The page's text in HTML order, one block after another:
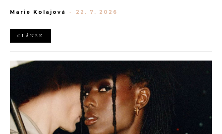
Prequely, sequely, spin-offy i rebooty zaplnily kina i streamovací
vzácností. Proč se filmový průmysl tak moc bojí nových nápadů?
A můžeme si za to sami?
Marie Kolajová - 22. 7. 2026
ČLÁNEK